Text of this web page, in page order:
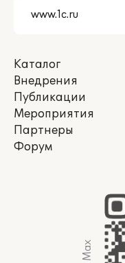
Каталог
Внедрения
Публикации
Мероприятия
Партнеры
Форум